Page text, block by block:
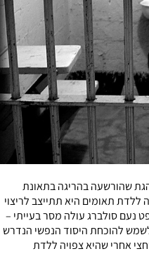
שהורשעה בהריגה בתאונת
תאומים היא תתייצב לריצוי
סולברג עולה מסר בעייתי –
להוכחת היסוד הנפשי הנדרש
2014, כחודש וחצי אחרי שהיא צפויה ללדת